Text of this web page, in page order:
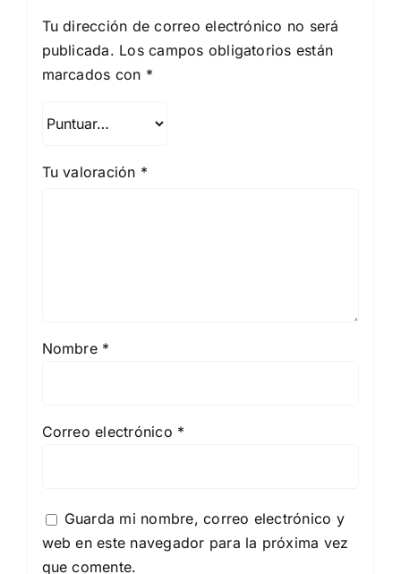
Tu dirección de correo electrónico no será
publicada. Los campos obligatorios están
marcados con *
Tu valoración *
Nombre *
Correo electrónico *
Guarda mi nombre, correo electrónico y
web en este navegador para la próxima vez
que comente.